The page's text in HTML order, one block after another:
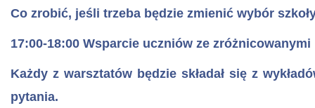
Co zrobić, jeśli trzeba będzie zmienić wybór
17:00-18:00 Wsparcie uczniów ze
Każdy z warsztatów będzie składał się z
pytania.